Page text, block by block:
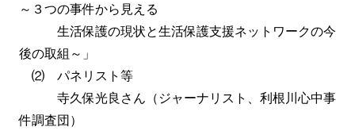
～３つの事件から見える
生活保護の現状と生活保護支援ネットワークの今
後の取組～」
⑵ パネリスト等
寺久保光良さん（ジャーナリスト、利根川心中事
件調査団）